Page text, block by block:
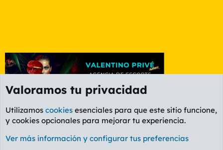
Foro General
Cookies
PL OLDSTYLE AMARILLO
Valoramos tu privacidad
Utilizamos cookies esenciales para que este sitio funcione,
y cookies opcionales para mejorar tu experiencia.
Ver más información y configurar tus preferencias